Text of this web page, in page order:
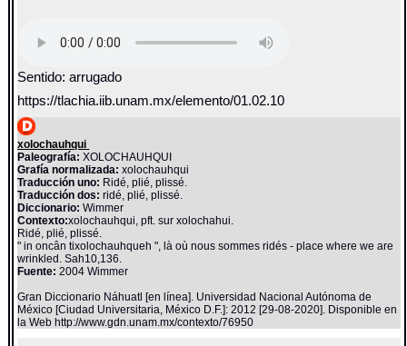
Sentido: arrugado
https://tlachia.iib.unam.mx/elemento/01.02.10
xolochauhqui
Paleografía: XOLOCHAUHQUI
Grafía normalizada: xolochauhqui
Traducción uno: Ridé, plié, plissé.
Traducción dos: ridé, plié, plissé.
Diccionario:Wimmer
Contexto:xolochauhqui, pft. sur xolochahui.
Ridé, plié, plissé.
" in oncân tixolochauhqueh ", là où nous sommes ridés - place where we are
wrinkled. Sah10,136.
Fuente: 2004 Wimmer
Gran Diccionario Náhuatl [en línea]. Universidad Nacional Autónoma de
México [Ciudad Universitaria, México D.F.]: 2012 [29-08-2020]. Disponible en
la Web http://www.gdn.unam.mx/contexto/76950